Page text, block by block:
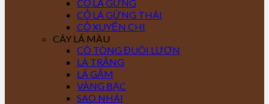
CỎ LÁ GỪNG
CỎ LÁ GỪNG THÁI
CỎ XUYẾN CHI
CÂY LÁ MÀU
CÔ TÒNG ĐUÔI LƯƠN
LÁ TRẮNG
LÁ GẤM
VÀNG BẠC
SAO NHÁI